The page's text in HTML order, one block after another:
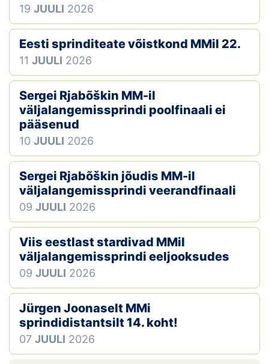
19 JUULI 2026
Eesti sprinditeate võistkond MMil 22.
11 JUULI 2026
Sergei Rjabõškin MM-il
väljalangemissprindi poolfinaali ei
pääsenud
10 JUULI 2026
Sergei Rjabõškin jõudis MM-il
väljalangemissprindi veerandfinaali
09 JUULI 2026
Viis eestlast stardivad MMil
väljalangemissprindi eeljooksudes
09 JUULI 2026
Jürgen Joonaselt MMi
sprindidistantsilt 14. koht!
07 JUULI 2026